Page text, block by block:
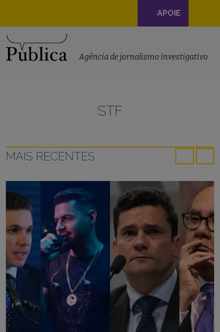
Navegação
principal
APOIE
Agência de jornalismo investigativo
STF
MAIS RECENTES